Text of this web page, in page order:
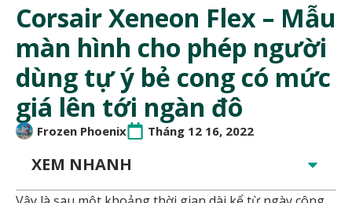
Corsair Xeneon Flex – Mẫu
màn hình cho phép người
dùng tự ý bẻ cong có mức
giá lên tới ngàn đô
Frozen Phoenix Tháng 12 16, 2022
XEM NHANH